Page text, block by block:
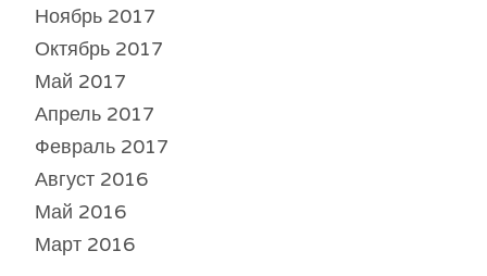
Ноябрь 2017
Октябрь 2017
Май 2017
Апрель 2017
Февраль 2017
Август 2016
Май 2016
Март 2016